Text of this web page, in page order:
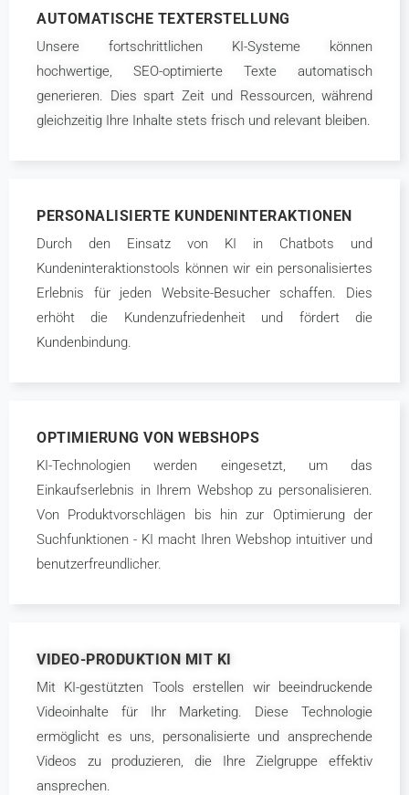
AUTOMATISCHE TEXTERSTELLUNG
Unsere fortschrittlichen KI-Systeme können
hochwertige, SEO-optimierte Texte automatisch
generieren. Dies spart Zeit und Ressourcen, während
gleichzeitig Ihre Inhalte stets frisch und relevant bleiben.
PERSONALISIERTE KUNDENINTERAKTIONEN
Durch den Einsatz von KI in Chatbots und
Kundeninteraktionstools können wir ein personalisiertes
Erlebnis für jeden Website-Besucher schaffen. Dies
erhöht die Kundenzufriedenheit und fördert die
Kundenbindung.
OPTIMIERUNG VON WEBSHOPS
KI-Technologien werden eingesetzt, um das
Einkaufserlebnis in Ihrem Webshop zu personalisieren.
Von Produktvorschlägen bis hin zur Optimierung der
Suchfunktionen - KI macht Ihren Webshop intuitiver und
benutzerfreundlicher.
VIDEO-PRODUKTION MIT KI
Mit KI-gestützten Tools erstellen wir beeindruckende
Videoinhalte für Ihr Marketing. Diese Technologie
ermöglicht es uns, personalisierte und ansprechende
Videos zu produzieren, die Ihre Zielgruppe effektiv
ansprechen.